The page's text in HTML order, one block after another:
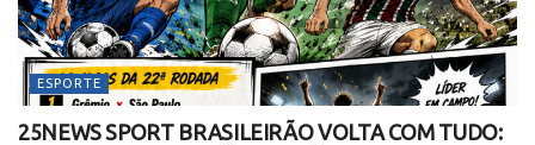
ESPORTE
25NEWS SPORT BRASILEIRÃO VOLTA COM TUDO: